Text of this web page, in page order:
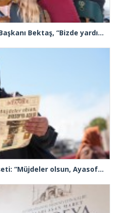
Ensar Vakfı Ataşehir Şube Başkanı Bektaş, “Bizde yardım kelimesi yok, bizde paylaşmak ve hediyeleşmek var”
AK Kadınların gazete manşeti: “Müjdeler olsun, Ayasofya açıldı”